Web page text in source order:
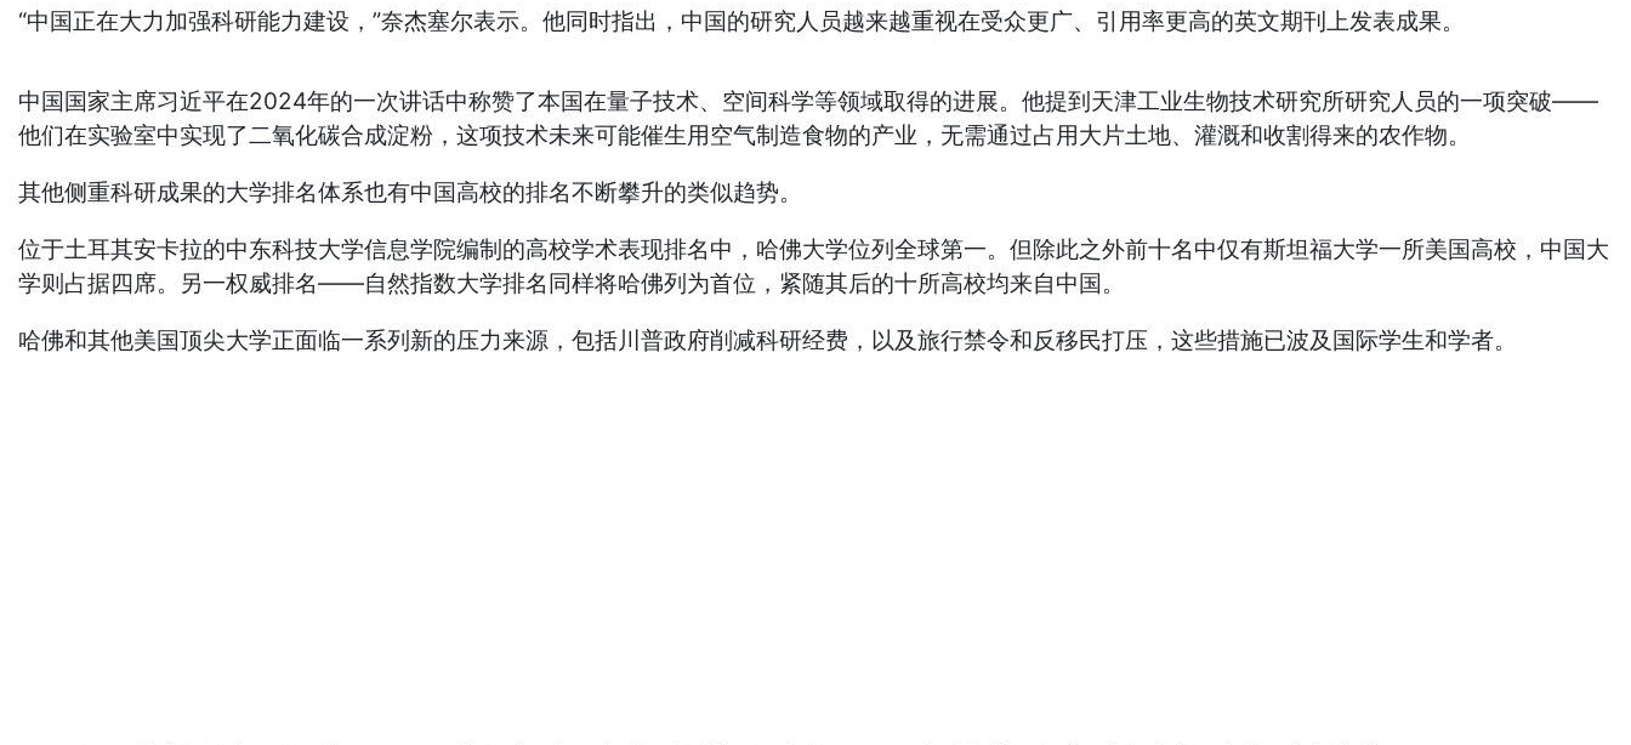
“中国正在大力加强科研能力建设，”奈杰塞尔表示。他同时指出，中国的研究人员越来越重视在受众更广、引用率更高的英文期刊上发表成果。
中国国家主席习近平在2024年的一次讲话中称赞了本国在量子技术、空间科学等领域取得的进展。他提到天津工业生物技术研究所研究人员的一项突破——
他们在实验室中实现了二氧化碳合成淀粉，这项技术未来可能催生用空气制造食物的产业，无需通过占用大片土地、灌溉和收割得来的农作物。
其他侧重科研成果的大学排名体系也有中国高校的排名不断攀升的类似趋势。
位于土耳其安卡拉的中东科技大学信息学院编制的高校学术表现排名中，哈佛大学位列全球第一。但除此之外前十名中仅有斯坦福大学一所美国高校，中国大
学则占据四席。另一权威排名——自然指数大学排名同样将哈佛列为首位，紧随其后的十所高校均来自中国。
哈佛和其他美国顶尖大学正面临一系列新的压力来源，包括川普政府削减科研经费，以及旅行禁令和反移民打压，这些措施已波及国际学生和学者。